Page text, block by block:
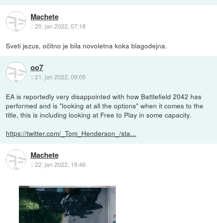
Machete
::20. jan 2022, 07:18
Sveti jezus, očitno je bila novoletna koka blagodejna.
oo7
::21. jan 2022, 09:05
EA is reportedly very disappointed with how Battlefield 2042 has
performed and is "looking at all the options" when it comes to the
title, this is including looking at Free to Play in some capacity.
https://twitter.com/_Tom_Henderson_/sta...
Machete
::22. jan 2022, 18:46